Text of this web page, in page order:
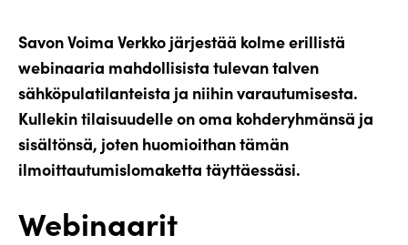
Savon Voima Verkko järjestää kolme erillistä
webinaaria mahdollisista tulevan talven
sähköpulatilanteista ja niihin varautumisesta.
Kullekin tilaisuudelle on oma kohderyhmänsä ja
sisältönsä, joten huomioithan tämän
ilmoittautumislomaketta täyttäessäsi.
Webinaarit